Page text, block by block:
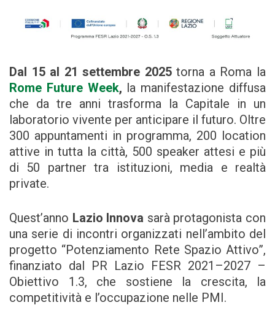
Dal 15 al 21 settembre 2025torna a Roma la
Rome Future Week, la manifestazione diffusa
che da tre anni trasforma la Capitale in un
laboratorio vivente per anticipare il futuro. Oltre
300 appuntamenti in programma, 200 location
attive in tutta la città, 500 speaker attesi e più
di 50 partner tra istituzioni, media e realtà
private.
Quest’anno Lazio Innova sarà protagonista con
una serie di incontri organizzati nell’ambito del
progetto “Potenziamento Rete Spazio Attivo”,
finanziato dal PR Lazio FESR 2021–2027 –
Obiettivo 1.3, che sostiene la crescita, la
competitività e l’occupazione nelle PMI.